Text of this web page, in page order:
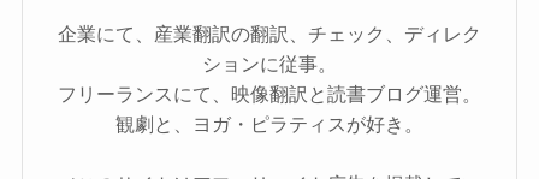
企業にて、産業翻訳の翻訳、チェック、ディレク
ションに従事。
フリーランスにて、映像翻訳と読書ブログ運営。
観劇と、ヨガ・ピラティスが好き。